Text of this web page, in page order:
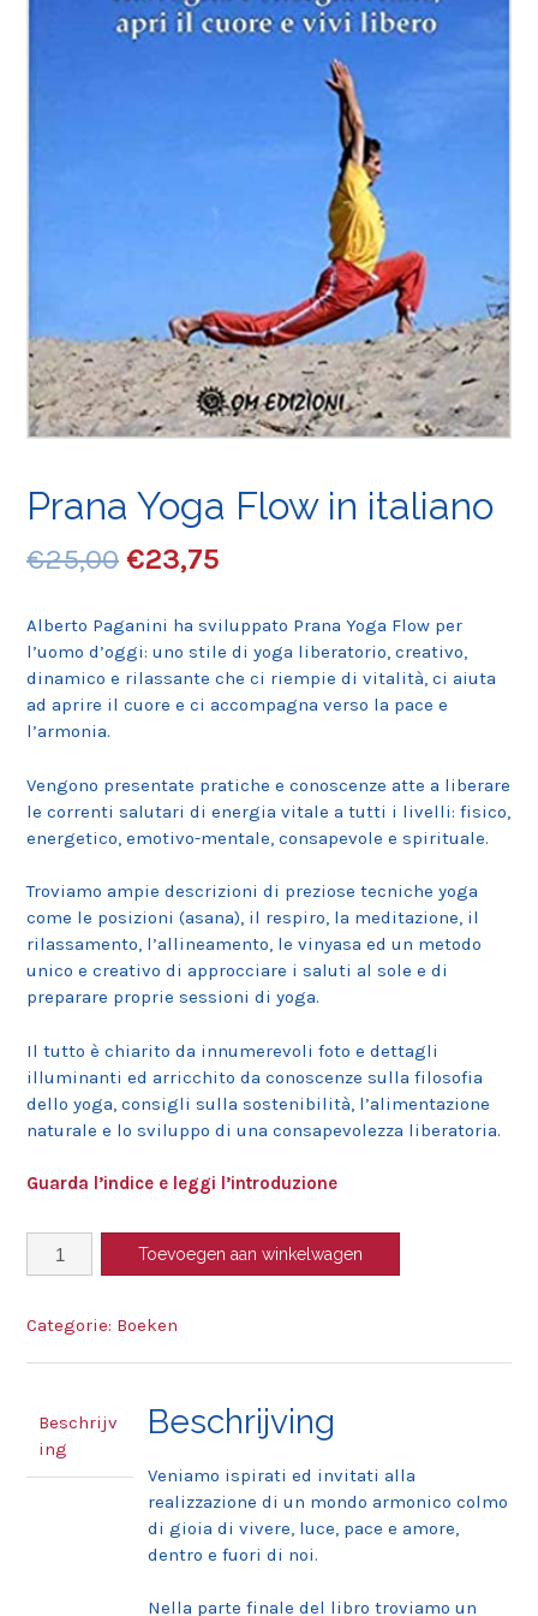
Prana Yoga Flow in italiano
€25,00 Oorspronkelijke
was:
€25,00.
€23,75
is:
€23,75.
Alberto Paganini ha sviluppato Prana Yoga Flow per
l’uomo d’oggi: uno stile di yoga liberatorio, creativo,
dinamico e rilassante che ci riempie di vitalità, ci aiuta
ad aprire il cuore e ci accompagna verso la pace e
l’armonia.
Vengono presentate pratiche e conoscenze atte a liberare
le correnti salutari di energia vitale a tutti i livelli: fisico,
energetico, emotivo-mentale, consapevole e spirituale.
Troviamo ampie descrizioni di preziose tecniche yoga
come le posizioni (asana), il respiro, la meditazione, il
rilassamento, l’allineamento, le vinyasa ed un metodo
unico e creativo di approcciare i saluti al sole e di
preparare proprie sessioni di yoga.
Il tutto è chiarito da innumerevoli foto e dettagli
illuminanti ed arricchito da conoscenze sulla filosofia
dello yoga, consigli sulla sostenibilità, l’alimentazione
naturale e lo sviluppo di una consapevolezza liberatoria.
Guarda l’indice e leggi l’introduzione
Prana
Yoga
in
Toevoegen aan winkelwagen
Categorie: Boeken
Beschrijv
ing
Beschrijving
Veniamo ispirati ed invitati alla
realizzazione di un mondo armonico colmo
di gioia di vivere, luce, pace e amore,
dentro e fuori di noi.
Nella parte finale del libro troviamo un